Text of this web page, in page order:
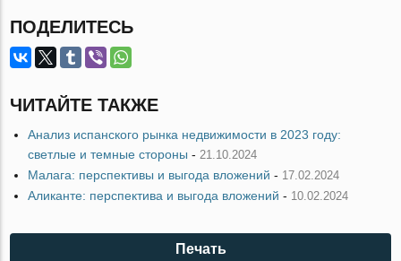
ПОДЕЛИТЕСЬ
ЧИТАЙТЕ ТАКЖЕ
Анализ испанского рынка недвижимости в 2023 году:
светлые и темные стороны -21.10.2024
Малага: перспективы и выгода вложений - 17.02.2024
Аликанте: перспектива и выгода вложений - 10.02.2024
Печать